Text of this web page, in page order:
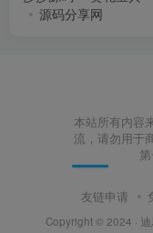
源码分享网
本站所有内容
流，请勿用于
友链申请
Copyright © 2024 ·